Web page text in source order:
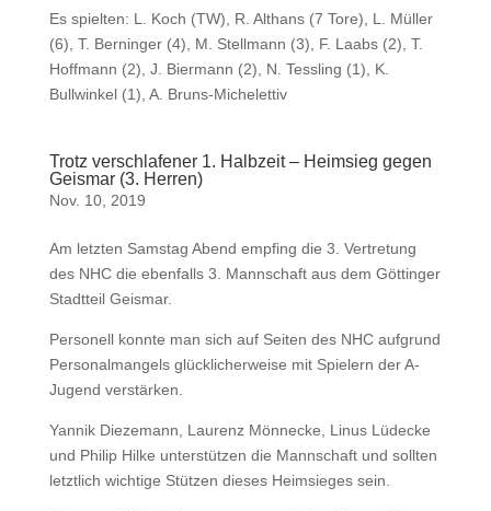
Es spielten: L. Koch (TW), R. Althans (7 Tore), L. Müller
(6), T. Berninger (4), M. Stellmann (3), F. Laabs (2), T.
Hoffmann (2), J. Biermann (2), N. Tessling (1), K.
Bullwinkel (1), A. Bruns-Michelettiv
Trotz verschlafener 1. Halbzeit – Heimsieg gegen
Geismar (3. Herren)
Nov. 10, 2019
Am letzten Samstag Abend empfing die 3. Vertretung
des NHC die ebenfalls 3. Mannschaft aus dem Göttinger
Stadtteil Geismar.
Personell konnte man sich auf Seiten des NHC aufgrund
Personalmangels glücklicherweise mit Spielern der A-
Jugend verstärken.
Yannik Diezemann, Laurenz Mönnecke, Linus Lüdecke
und Philip Hilke unterstützen die Mannschaft und sollten
letztlich wichtige Stützen dieses Heimsieges sein.